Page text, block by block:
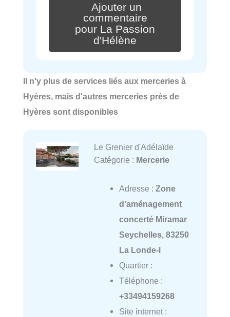
Ajouter un
commentaire
pour La Passion
d'Hélène
Il n'y plus de services liés aux merceries à
Hyères, mais d'autres merceries près de
Hyères sont disponibles
Le Grenier d'Adélaïde
Catégorie : Mercerie
Adresse : Zone
d'aménagement
concerté Miramar
Seychelles, 83250
La Londe-l
Quartier :
Téléphone :
+33494159268
Site internet :